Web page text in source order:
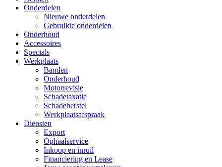
Onderdelen
Nieuwe onderdelen
Gebruikte onderdelen
Onderhoud
Accessoires
Specials
Werkplaats
Banden
Onderhoud
Motorrevisie
Schadetaxatie
Schadeherstel
Werkplaatsafspraak
Diensten
Export
Ophaalservice
Inkoop en inruil
Financiering en Lease